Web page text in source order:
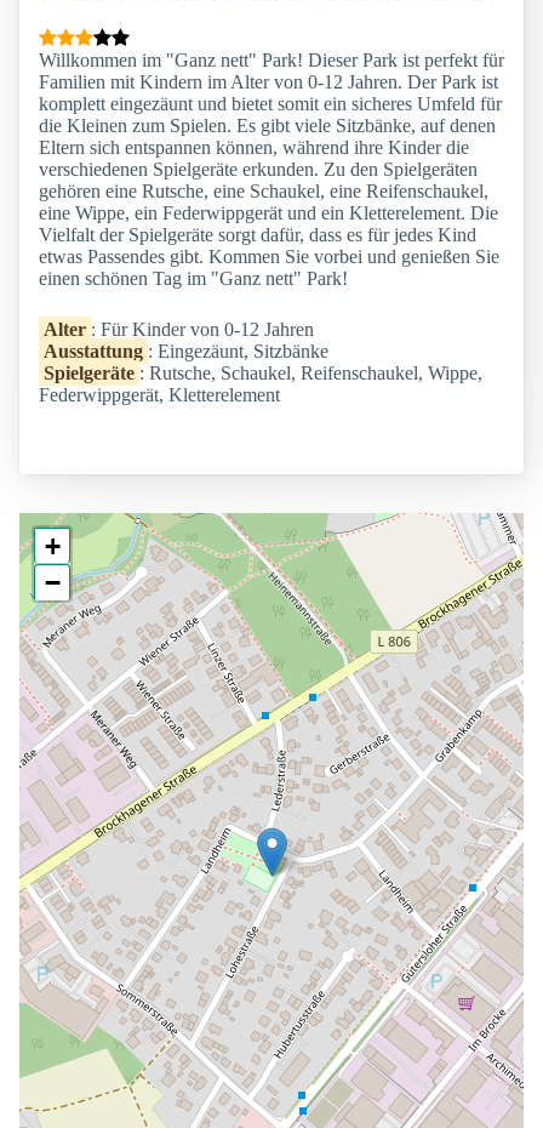
Willkommen im "Ganz nett" Park! Dieser Park ist perfekt für
Familien mit Kindern im Alter von 0-12 Jahren. Der Park ist
komplett eingezäunt und bietet somit ein sicheres Umfeld für
die Kleinen zum Spielen. Es gibt viele Sitzbänke, auf denen
Eltern sich entspannen können, während ihre Kinder die
verschiedenen Spielgeräte erkunden. Zu den Spielgeräten
gehören eine Rutsche, eine Schaukel, eine Reifenschaukel,
eine Wippe, ein Federwippgerät und ein Kletterelement. Die
Vielfalt der Spielgeräte sorgt dafür, dass es für jedes Kind
etwas Passendes gibt. Kommen Sie vorbei und genießen Sie
einen schönen Tag im "Ganz nett" Park!
Alter : Für Kinder von 0-12 Jahren
Ausstattung : Eingezäunt, Sitzbänke
Spielgeräte : Rutsche, Schaukel, Reifenschaukel, Wippe,
Federwippgerät, Kletterelement
+
−